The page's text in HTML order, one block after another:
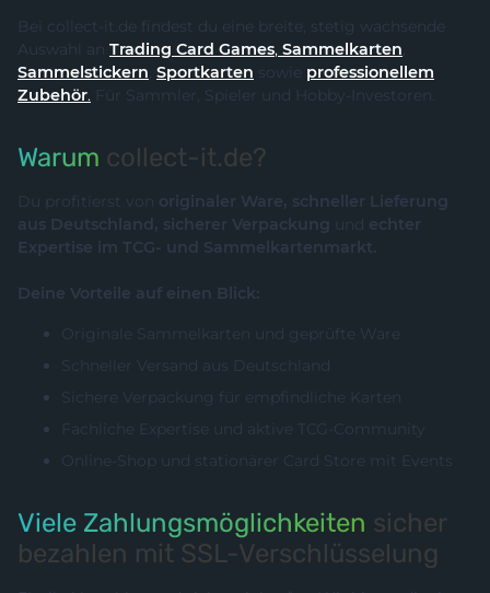
Bei collect-it.de findest du eine breite, stetig wachsende
Auswahl an
Trading Card Games, Sammelkarten,
Sammelstickern, Sportkarten sowie professionellem
Zubehör. Für Sammler, Spieler und Hobby-Investoren.
Warum collect-it.de?
Du profitierst von originaler Ware, schneller Lieferung
aus Deutschland, sicherer Verpackung und echter
Expertise im TCG- und Sammelkartenmarkt.
Deine Vorteile auf einen Blick:
Originale Sammelkarten und geprüfte Ware
Schneller Versand aus Deutschland
Sichere Verpackung für empfindliche Karten
Fachliche Expertise und aktive TCG-Community
Online-Shop und stationärer Card Store mit Events
Viele Zahlungsmöglichkeiten sicher
bezahlen mit SSL-Verschlüsselung